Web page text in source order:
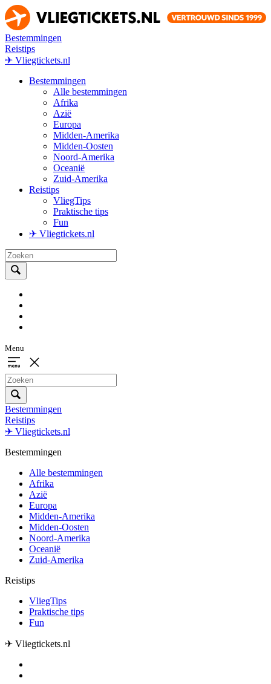
Bestemmingen
Reistips
✈ Vliegtickets.nl
Bestemmingen
Alle bestemmingen
Afrika
Azië
Europa
Midden-Amerika
Midden-Oosten
Noord-Amerika
Oceanië
Zuid-Amerika
Reistips
VliegTips
Praktische tips
Fun
✈ Vliegtickets.nl
Menu
Bestemmingen
Reistips
✈ Vliegtickets.nl
Bestemmingen
Alle bestemmingen
Afrika
Azië
Europa
Midden-Amerika
Midden-Oosten
Noord-Amerika
Oceanië
Zuid-Amerika
Reistips
VliegTips
Praktische tips
Fun
✈ Vliegtickets.nl